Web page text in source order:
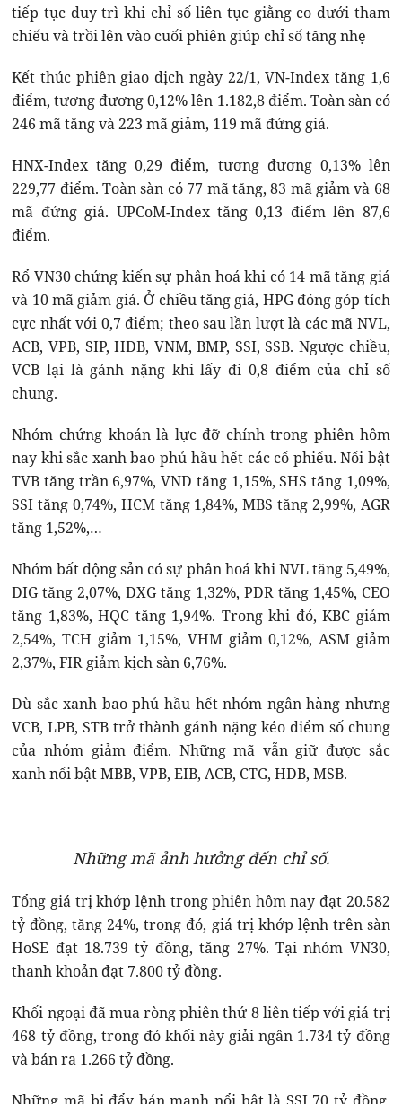
tiếp tục duy trì khi chỉ số liên tục giằng co dưới tham
chiếu và trồi lên vào cuối phiên giúp chỉ số tăng nhẹ
Kết thúc phiên giao dịch ngày 22/1, VN-Index tăng 1,6
điểm, tương đương 0,12% lên 1.182,8 điểm. Toàn sàn có
246 mã tăng và 223 mã giảm, 119 mã đứng giá.
HNX-Index tăng 0,29 điểm, tương đương 0,13% lên
229,77 điểm. Toàn sàn có 77 mã tăng, 83 mã giảm và 68
mã đứng giá. UPCoM-Index tăng 0,13 điểm lên 87,6
điểm.
Rổ VN30 chứng kiến sự phân hoá khi có 14 mã tăng giá
và 10 mã giảm giá. Ở chiều tăng giá, HPG đóng góp tích
cực nhất với 0,7 điểm; theo sau lần lượt là các mã NVL,
ACB, VPB, SIP, HDB, VNM, BMP, SSI, SSB. Ngược chiều,
VCB lại là gánh nặng khi lấy đi 0,8 điểm của chỉ số
chung.
Nhóm chứng khoán là lực đỡ chính trong phiên hôm
nay khi sắc xanh bao phủ hầu hết các cổ phiếu. Nổi bật
TVB tăng trần 6,97%, VND tăng 1,15%, SHS tăng 1,09%,
SSI tăng 0,74%, HCM tăng 1,84%, MBS tăng 2,99%, AGR
tăng 1,52%,…
Nhóm bất động sản có sự phân hoá khi NVL tăng 5,49%,
DIG tăng 2,07%, DXG tăng 1,32%, PDR tăng 1,45%, CEO
tăng 1,83%, HQC tăng 1,94%. Trong khi đó, KBC giảm
2,54%, TCH giảm 1,15%, VHM giảm 0,12%, ASM giảm
2,37%, FIR giảm kịch sàn 6,76%.
Dù sắc xanh bao phủ hầu hết nhóm ngân hàng nhưng
VCB, LPB, STB trở thành gánh nặng kéo điểm số chung
của nhóm giảm điểm. Những mã vẫn giữ được sắc
xanh nổi bật MBB, VPB, EIB, ACB, CTG, HDB, MSB.
Những mã ảnh hưởng đến chỉ số.
Tổng giá trị khớp lệnh trong phiên hôm nay đạt 20.582
tỷ đồng, tăng 24%, trong đó, giá trị khớp lệnh trên sàn
HoSE đạt 18.739 tỷ đồng, tăng 27%. Tại nhóm VN30,
thanh khoản đạt 7.800 tỷ đồng.
Khối ngoại đã mua ròng phiên thứ 8 liên tiếp với giá trị
468 tỷ đồng, trong đó khối này giải ngân 1.734 tỷ đồng
và bán ra 1.266 tỷ đồng.